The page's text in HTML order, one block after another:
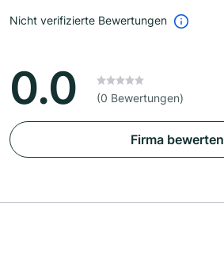
Nicht verifizierte Bewertungen
0.0 (0 Bewertungen)
Firma bewerten